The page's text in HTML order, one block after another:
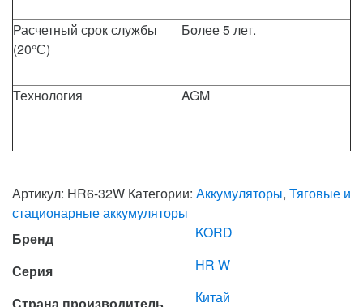
Расчетный срок службы
(20°С)
Более 5 лет.
Технология AGM
Артикул: HR6-32W Категории: Аккумуляторы, Тяговые и
стационарные аккумуляторы
Бренд
KORD
Серия HR W
Страна производитель Китай